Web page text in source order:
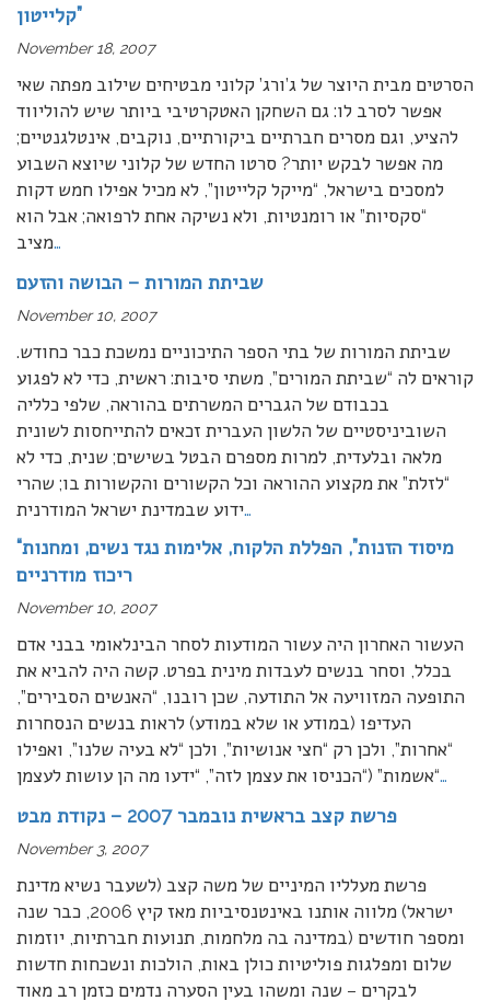
קלייטון”
November 18, 2007
הסרטים מבית היוצר של ג’ורג’ קלוני מבטיחים שילוב מפתה שאי
אפשר לסרב לו: גם השחקן האטקרטיבי ביותר שיש להוליווד
להציע, וגם מסרים חברתיים ביקורתיים, נוקבים, אינטלגנטיים;
מה אפשר לבקש יותר? סרטו החדש של קלוני שיוצא השבוע
למסכים בישראל, “מייקל קלייטון”, לא מכיל אפילו חמש דקות
“סקסיות” או רומנטיות, ולא נשיקה אחת לרפואה; אבל הוא
מציב…
שביתת המורות – הבושה והזעם
November 10, 2007
שביתת המורות של בתי הספר התיכוניים נמשכת כבר כחודש.
קוראים לה “שביתת המורים”, משתי סיבות: ראשית, כדי לא לפגוע
בכבודם של הגברים המשרתים בהוראה, שלפי כלליה
השוביניסטיים של הלשון העברית זכאים להתייחסות לשונית
מלאה ובלעדית, למרות מספרם הבטל בשישים; שנית, כדי לא
“לזלת” את מקצוע ההוראה וכל הקשורים והקשורות בו; שהרי
ידוע שבמדינת ישראל המודרנית…
“מיסוד הזנות”, הפללת הלקוח, אלימות נגד נשים, ומחנות
ריכוז מודרניים
November 10, 2007
העשור האחרון היה עשור המודעות לסחר הבינלאומי בבני אדם
בכלל, וסחר בנשים לעבדות מינית בפרט. קשה היה להביא את
התופעה המזוויעה אל התודעה, שכן רובנו, “האנשים הסבירים”,
העדיפו (במודע או שלא במודע) לראות בנשים הנסחרות
“אחרות”, ולכן רק “חצי אנושיות”, ולכן “לא בעיה שלנו”, ואפילו
“אשמות” (“הכניסו את עצמן לזה”, “ידעו מה הן עושות לעצמן…
פרשת קצב בראשית נובמבר 2007 – נקודת מבט
November 3, 2007
פרשת מעלליו המיניים של משה קצב (לשעבר נשיא מדינת
ישראל) מלווה אותנו באינטנסיביות מאז קיץ 2006, כבר שנה
ומספר חודשים (במדינה בה מלחמות, תנועות חברתיות, יוזמות
שלום ומפלגות פוליטיות כולן באות, הולכות ונשכחות חדשות
לבקרים – שנה ומשהו בעין הסערה נדמים כזמן רב מאוד